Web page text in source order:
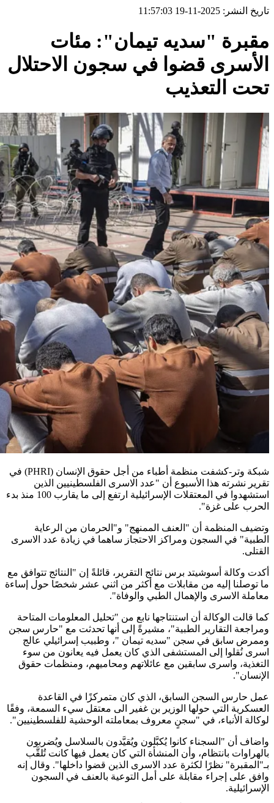
تاريخ النشر: 2025-11-19 11:57:03
مقبرة "سديه تيمان": مئات
الأسرى قضوا في سجون الاحتلال
تحت التعذيب
شبكة وتر-كشفت منظمة أطباء من أجل حقوق الإنسان (PHRI) في
تقرير نشرته هذا الأسبوع أن "عدد الاسرى الفلسطينيين الذين
استشهدوا في المعتقلات الإسرائيلية ارتفع إلى ما يقارب 100 منذ بدء
الحرب على غزة".
وتضيف المنظمة أن "العنف الممنهج" و"الحرمان من الرعاية
الطبية" في السجون ومراكز الاحتجاز ساهما في زيادة عدد الاسرى
القتلى.
أكدت وكالة أسوشيتد برس نتائج التقرير، قائلةً إن "النتائج تتوافق مع
ما توصلنا إليه من مقابلات مع أكثر من اثني عشر شخصًا حول إساءة
معاملة الاسرى والإهمال الطبي والوفاة".
كما قالت الوكالة أن استنتاجها نابع من "تحليل المعلومات المتاحة
ومراجعة التقارير الطبية"، مشيرةً إلى أنها تحدثت مع "حارس سجن
وممرض سابق في سجن "سديه تيمان "، وطبيب إسرائيلي عالج
اسرى نُقلوا إلى المستشفى الذي كان يعمل فيه يعانون من سوء
التغذية، واسرى سابقين مع عائلاتهم ومحاميهم، ومنظمات حقوق
الإنسان".
عمل حارس السجن السابق، الذي كان متمركزًا في القاعدة
العسكرية التي حولها الوزير بن غفير الى معتقل سيء السمعة، وفقًا
لوكالة الأنباء، في "سجنٍ معروف بمعاملته الوحشية للفلسطينيين".
واضاف أن "السجناء كانوا يُكبَّلون ويُقيَّدون بالسلاسل ويُضربون
بالهراوات بانتظام، وأن المنشأة التي كان يعمل فيها كانت تُلقَّب
بـ"المقبرة" نظرًا لكثرة عدد الاسرى الذين قضوا داخلها". وقال إنه
وافق على إجراء مقابلة على أمل التوعية بالعنف في السجون
الإسرائيلية.